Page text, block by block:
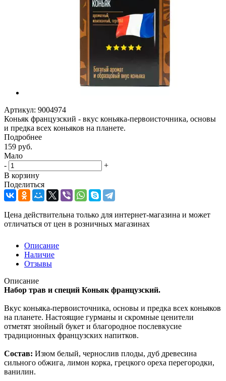
Артикул: 9004974
Коньяк французский - вкус коньяка-первоисточника, основы
и предка всех коньяков на планете.
Подробнее
159 руб.
Мало
-
+
В корзину
Поделиться
Цена действительна только для интернет-магазина и может
отличаться от цен в розничных магазинах
Описание
Наличие
Отзывы
Описание
Набор трав и специй Коньяк французский.
Вкус коньяка-первоисточника, основы и предка всех коньяков
на планете. Настоящие гурманы и скромные ценители
отметят знойный букет и благородное послевкусие
традиционных французских напитков.
Состав: Изюм белый, чернослив плоды, дуб древесина
сильного обжига, лимон корка, грецкого ореха перегородки,
ванилин.